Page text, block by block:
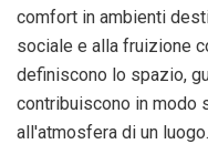
comfort in ambienti
sociale e alla fruizione
definiscono lo spazio,
contribuiscono in modo
all'atmosfera di un luogo.